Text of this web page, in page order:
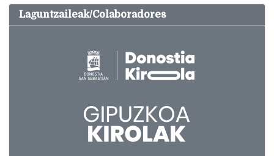
Laguntzaileak/Colaboradores